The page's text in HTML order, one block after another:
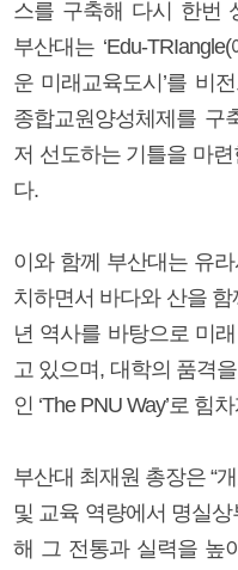
스를 구축해 다시 한번
부산대는 ‘Edu-
운 미래교육도시’를 비
종합교원양성체제를 구
저 선도하는 기틀을 마
다.
이와 함께 부산대는 유
치하면서 바다와 산을
년 역사를 바탕으로 미
고 있으며, 대학의 품격
인 ‘The PNU Way’로 힘
부산대 최재원 총장은 “
및 교육 역량에서 명실
해 그 전통과 실력을 높